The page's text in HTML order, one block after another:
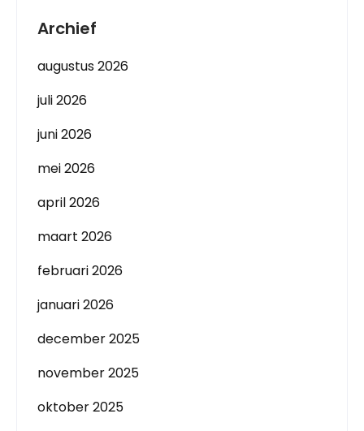
Archief
augustus 2026
juli 2026
juni 2026
mei 2026
april 2026
maart 2026
februari 2026
januari 2026
december 2025
november 2025
oktober 2025